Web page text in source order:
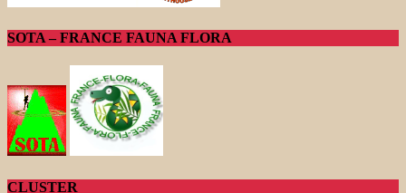
SOTA – FRANCE FAUNA FLORA
CLUSTER